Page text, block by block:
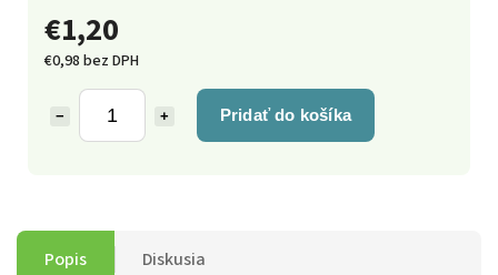
€1,20
€0,98 bez DPH
+
− Pridať do košíka
Popis Diskusia